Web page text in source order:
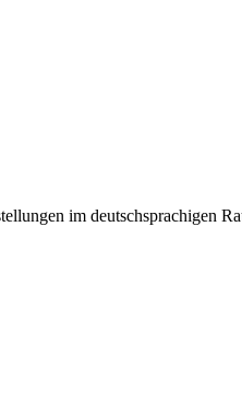
im deutschsprachigen